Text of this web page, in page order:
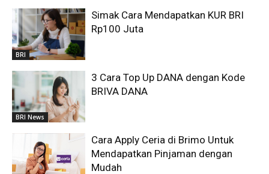
BRI
Simak Cara Mendapatkan KUR BRI
Rp100 Juta
BRI News
3 Cara Top Up DANA dengan Kode
BRIVA DANA
Cara Apply Ceria di Brimo Untuk
Mendapatkan Pinjaman dengan
Mudah